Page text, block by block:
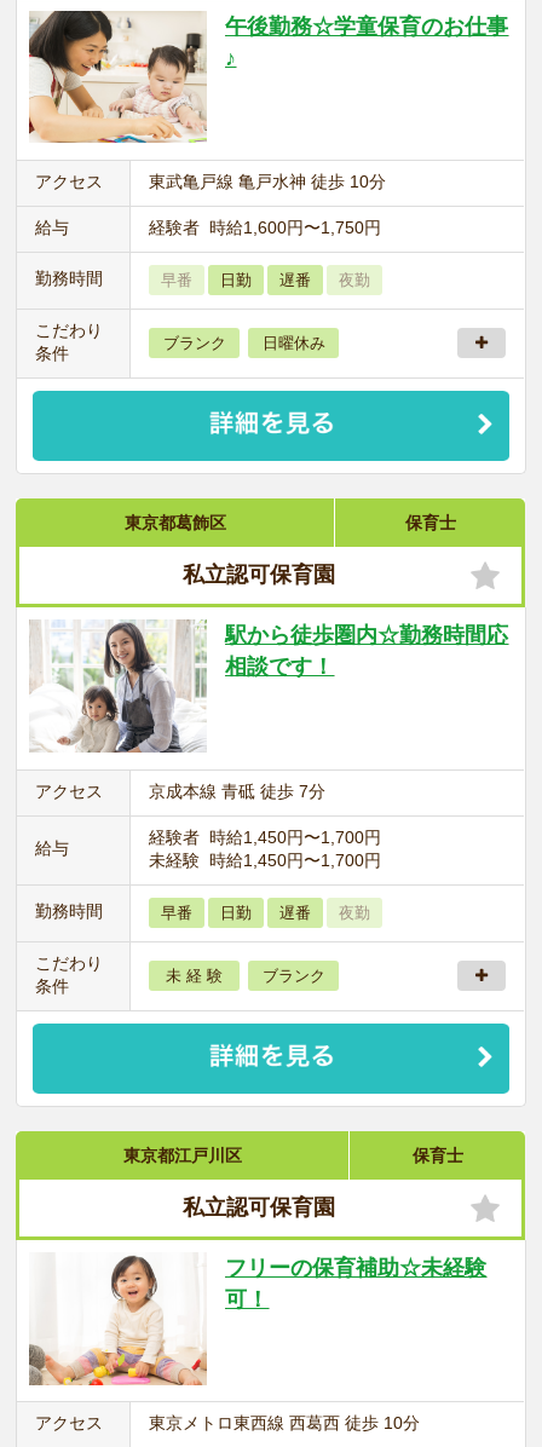
午後勤務☆学童保育のお仕事
♪
アクセス 東武亀戸線 亀戸水神 徒歩 10分
給与 経験者 時給1,600円〜1,750円
勤務時間 早番 日勤 遅番 夜勤
こだわり
条件
ブランク 日曜休み
東京都葛飾区 保育士
私立認可保育園
駅から徒歩圏内☆勤務時間応
相談です！
アクセス 京成本線 青砥 徒歩 7分
給与
経験者 時給1,450円〜1,700円
未経験 時給1,450円〜1,700円
勤務時間 早番 日勤 遅番 夜勤
こだわり
条件
未 経 験 ブランク
東京都江戸川区 保育士
私立認可保育園
フリーの保育補助☆未経験
可！
アクセス 東京メトロ東西線 西葛西 徒歩 10分